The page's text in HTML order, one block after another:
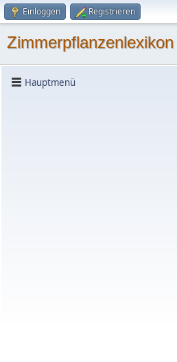
Einloggen Registrieren
Zimmerpflanzenlexikon
Hauptmenü